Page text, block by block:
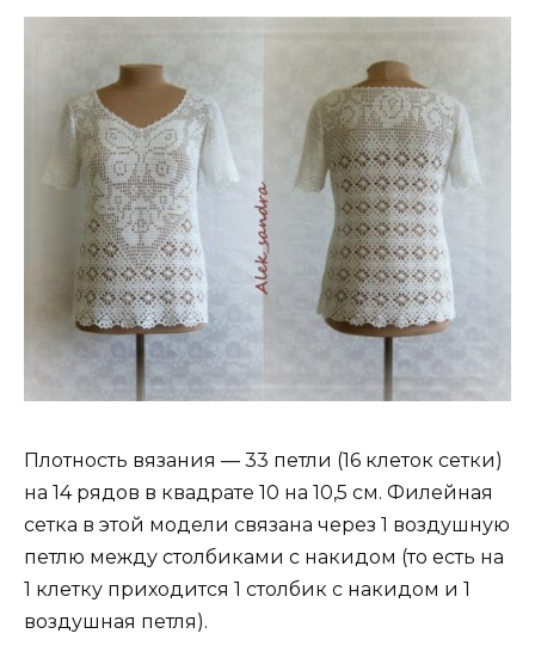
Плотность вязания — 33 петли (16 клеток сетки)
на 14 рядов в квадрате 10 на 10,5 см. Филейная
сетка в этой модели связана через 1 воздушную
петлю между столбиками с накидом (то есть на
1 клетку приходится 1 столбик с накидом и 1
воздушная петля).